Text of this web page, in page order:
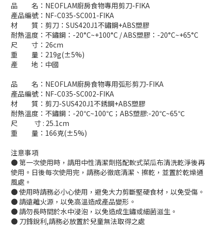
品 名：NEOFLAM廚房食物專用剪刀-FIKA
產品編號：NF-C035-SC001-FIKA
材 質：剪刀：SUS420J1不鏽鋼+ABS塑膠
耐熱溫度：不鏽鋼：-20°C~+100°C / ABS塑膠：-20°C~+65°C
尺 寸：26cm
重 量：219g(±5%)
產 地：中國
品 名：NEOFLAM廚房食物專用弧形剪刀-FIKA
產品編號：NF-C035-SC002-FIKA
材 質：剪刀-SUS420J1不銹鋼+ABS塑膠
耐熱溫度：不鏽鋼：-20℃~100℃；ABS塑膠:-20℃~65℃
尺 寸 : 25.1cm
重 量：166克(±5%)
注意事項
● 第一次使用時，請用中性清潔劑搭配軟式菜瓜布清洗乾淨後再
使用。日後每次使用完，請務必徹底清潔、擦乾，並置於乾燥通
風處。
● 使用時請務必小心使用，避免大力剪斷堅硬食材，以免受傷。
● 請遠離火源，以免高溫造成產品變形。
● 請勿長時間於水中浸泡，以免造成生鏽或細菌滋生。
● 刀鋒銳利,請務必放置於兒童無法取得之處